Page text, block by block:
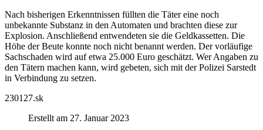
Nach bisherigen Erkenntnissen füllten die Täter eine noch
unbekannte Substanz in den Automaten und brachten diese zur
Explosion. Anschließend entwendeten sie die Geldkassetten. Die
Höhe der Beute konnte noch nicht benannt werden. Der vorläufige
Sachschaden wird auf etwa 25.000 Euro geschätzt. Wer Angaben zu
den Tätern machen kann, wird gebeten, sich mit der Polizei Sarstedt
in Verbindung zu setzen.
230127.sk
Erstellt am 27. Januar 2023